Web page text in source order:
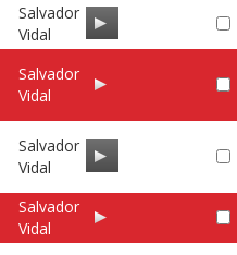
Salvador
Vidal
Salvador
Vidal
Salvador
Vidal
Salvador
Vidal